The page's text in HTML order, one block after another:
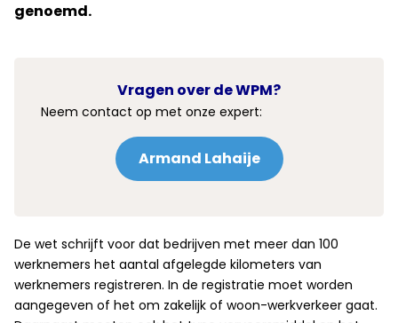
genoemd.
Vragen over de WPM?
Neem contact op met onze expert:
Armand Lahaije
De wet schrijft voor dat bedrijven met meer dan 100
werknemers het aantal afgelegde kilometers van
werknemers registreren. In de registratie moet worden
aangegeven of het om zakelijk of woon-werkverkeer gaat.